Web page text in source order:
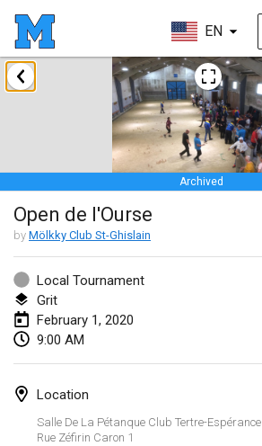
EN
Archived
Open de l'Ourse
by Mölkky Club St-Ghislain
Local Tournament
Grit
February 1, 2020
9:00 AM
Location
Salle De La Pétanque Club Tertre-Espérance
Rue Zéfirin Caron 1
January 2020
New Year's Throw Mölkky
Jan 1, 2020|Czech Republic
Tournoi Mixte ASPTTOM
Jan 11, 2020|France
Morukku tama League
Jan 12, 2020|Japan
Ystävyysturnaus
Jan 18, 2020
Jan 19, 2020